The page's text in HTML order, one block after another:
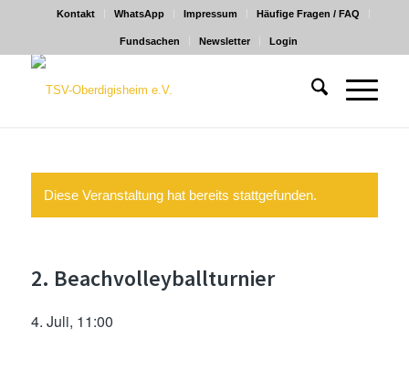
Kontakt WhatsApp Impressum Häufige Fragen / FAQ
Fundsachen Newsletter Login
Diese Veranstaltung hat bereits stattgefunden.
2. Beachvolleyballturnier
4. Juli, 11:00